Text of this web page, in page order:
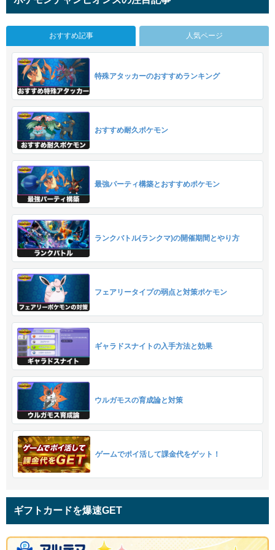
おすすめ記事 人気ページ
特殊アタッカーのおすすめランキング
おすすめ耐久ポケモン
最強パーティ構築とおすすめポケモン
ランクバトル(ランクマ)の開催期間とやり方
フェアリータイプの弱点と対策ポケモン
ギャラドスナイトの入手方法と効果
ウルガモスの育成論と対策
ゲームでポイ活して課金代をゲット！
ギフトカードを爆速GET